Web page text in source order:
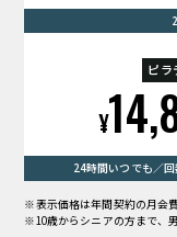
ピラ
¥
24時間いつでも／
※表示価格は年間契約の月会
※10歳からシニアの方まで、